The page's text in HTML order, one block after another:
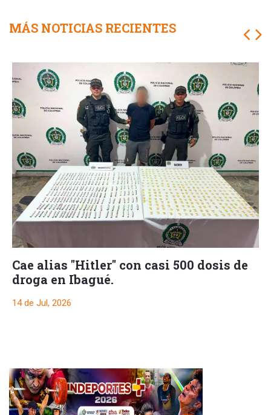
MÁS NOTICIAS RECIENTES
Cae alias "Hitler" con casi 500 dosis de
droga en Ibagué.
14 de Jul, 2026